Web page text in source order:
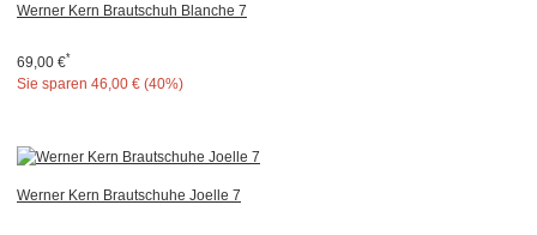
Werner Kern Brautschuh Blanche 7
69,00 €*
Sie sparen 46,00 € (40%)
Werner Kern Brautschuhe Joelle 7